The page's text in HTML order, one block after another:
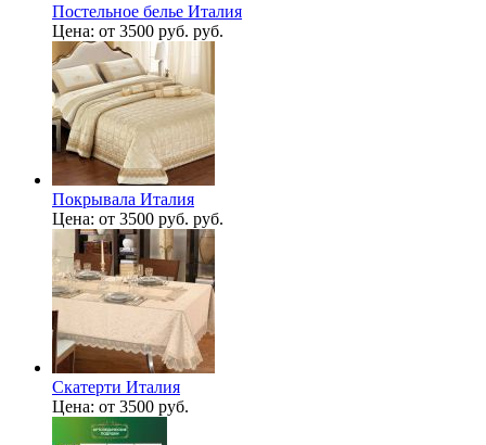
Постельное белье Италия
Цена: от 3500 руб. руб.
Покрывала Италия
Цена: от 3500 руб. руб.
Скатерти Италия
Цена: от 3500 руб.